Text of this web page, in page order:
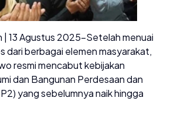
| 13 Agustus 2025-Setelah menuai
dari berbagai elemen masyarakat,
resmi mencabut kebijakan
dan Bangunan Perdesaan dan
yang sebelumnya naik hingga